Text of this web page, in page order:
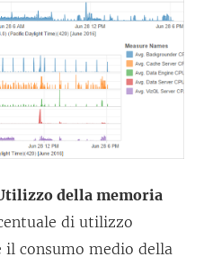
della memoria
di utilizzo
consumo medio della